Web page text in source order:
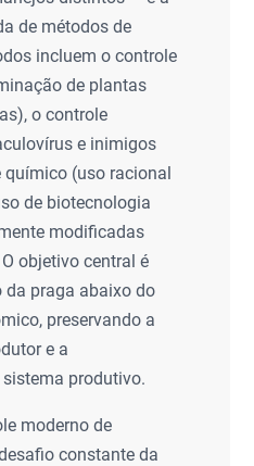
de métodos de
incluem o controle
de plantas
o controle
e inimigos
(uso racional
de biotecnologia
modificadas
objetivo central é
da praga abaixo do
preservando a
e a
produtivo.
moderno de
constante da